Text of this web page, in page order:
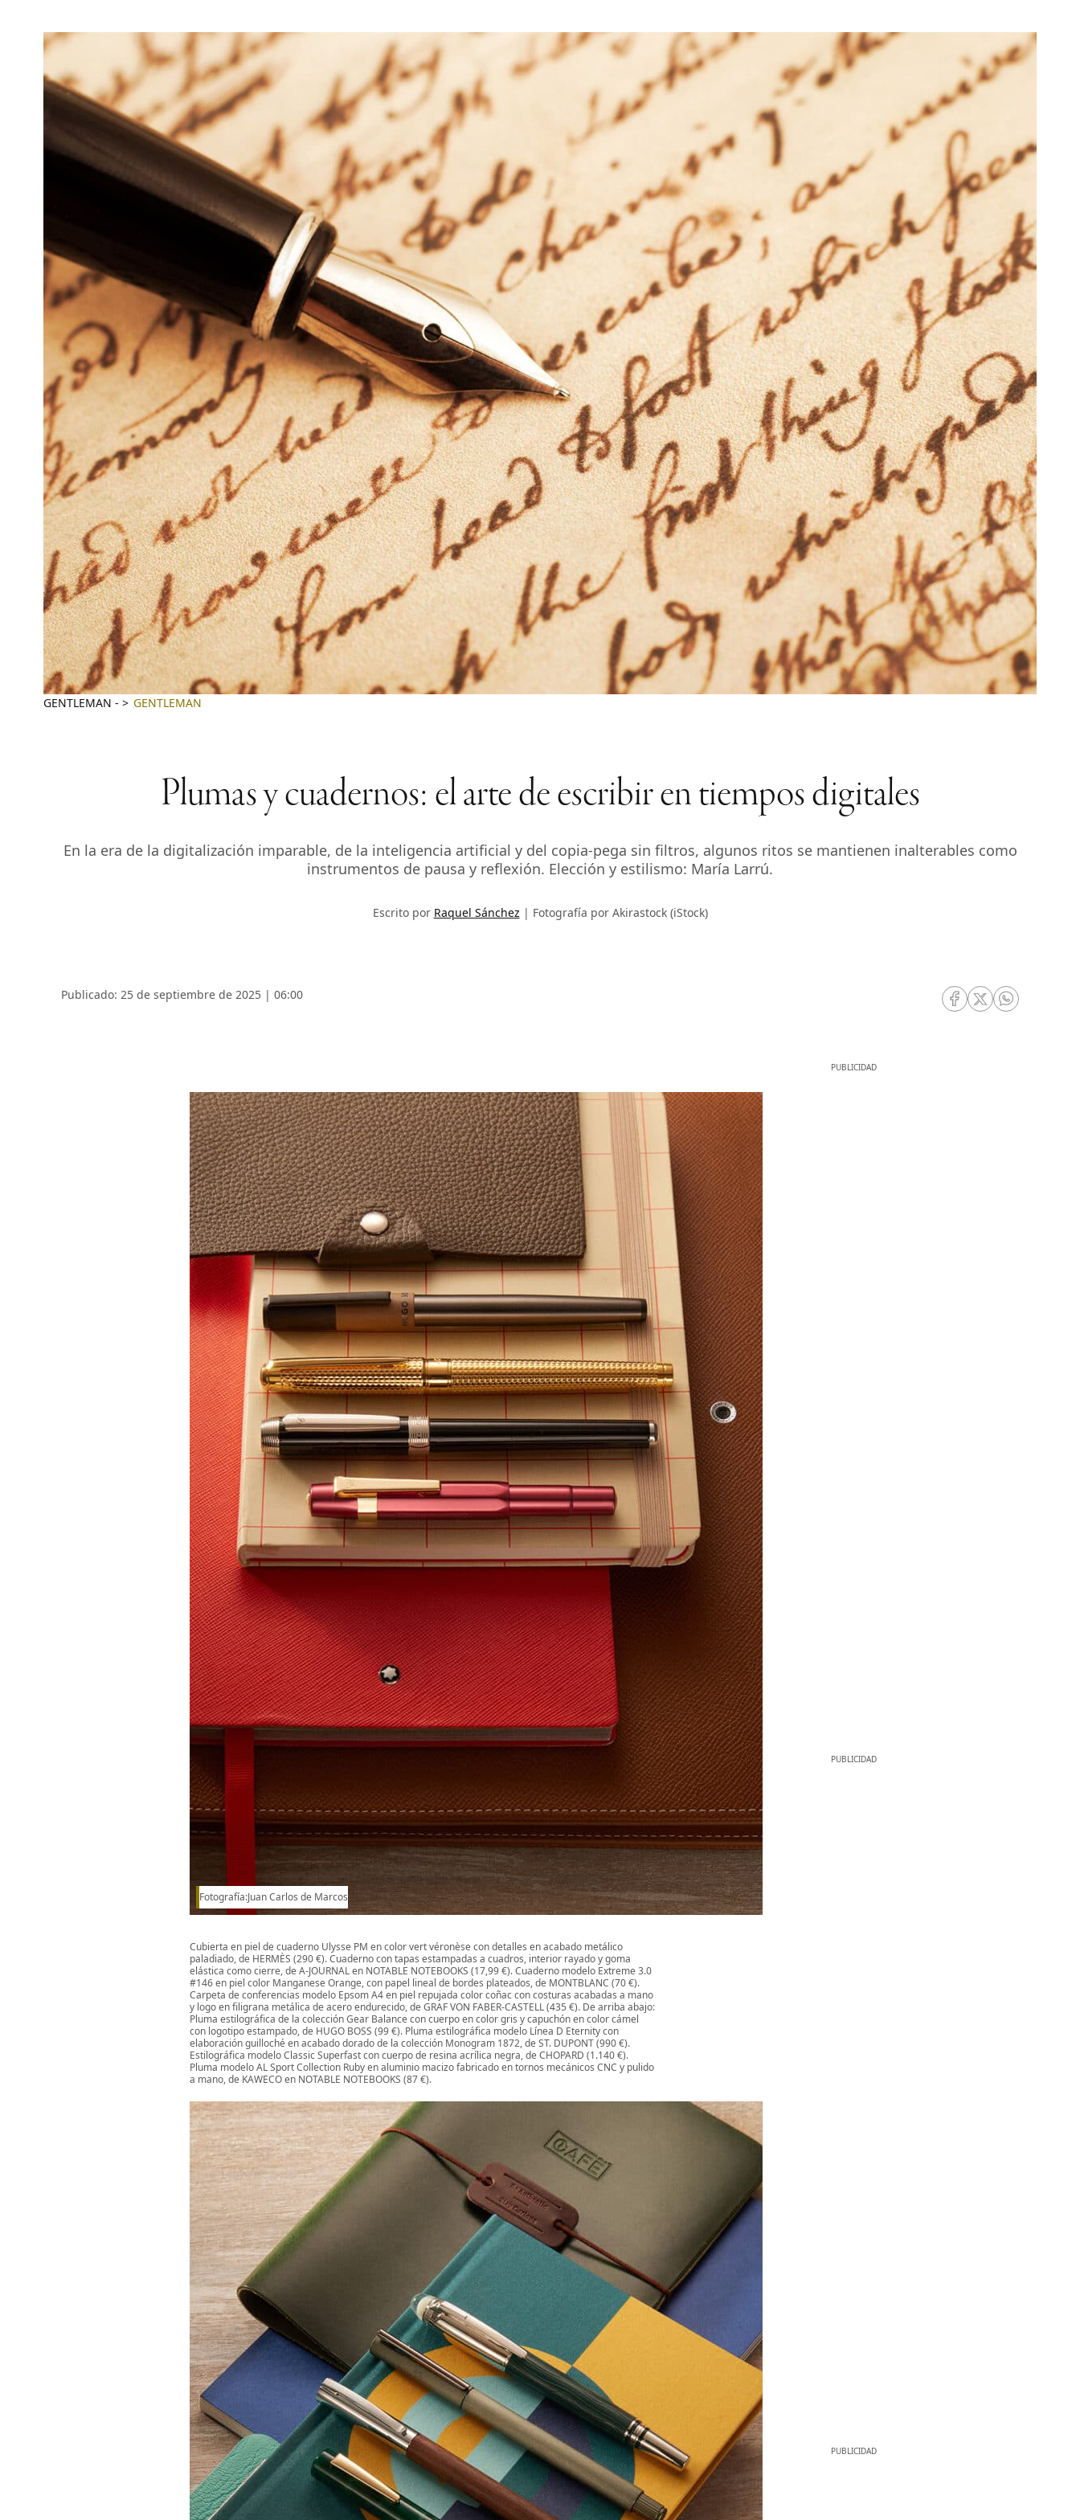
GENTLEMAN - GENTLEMAN
Plumas y cuadernos: el arte de escribir en tiempos digitales
En la era de la digitalización imparable, de la inteligencia artificial y del copia-pega sin filtros, algunos ritos se mantienen inalterables como
instrumentos de pausa y reflexión. Elección y estilismo: María Larrú.
Escrito por Raquel Sánchez Fotografía por Akirastock (iStock)
Publicado: 25 de septiembre de 2025 | 06:00
RRSS Facebook
RRSS Twitter
RRSS
Fotografía:Juan Carlos de Marcos
Cubierta en piel de cuaderno Ulysse PM en color vert véronèse con detalles en acabado metálico
paladiado, de HERMÈS (290 €). Cuaderno con tapas estampadas a cuadros, interior rayado y goma
elástica como cierre, de A-JOURNAL en NOTABLE NOTEBOOKS (17,99 €). Cuaderno modelo Extreme 3.0
#146 en piel color Manganese Orange, con papel lineal de bordes plateados, de MONTBLANC (70 €).
Carpeta de conferencias modelo Epsom A4 en piel repujada color coñac con costuras acabadas a mano
y logo en filigrana metálica de acero endurecido, de GRAF VON FABER-CASTELL (435 €). De arriba abajo:
Pluma estilográfica de la colección Gear Balance con cuerpo en color gris y capuchón en color cámel
con logotipo estampado, de HUGO BOSS (99 €). Pluma estilográfica modelo Línea D Eternity con
elaboración guilloché en acabado dorado de la colección Monogram 1872, de ST. DUPONT (990 €).
Estilográfica modelo Classic Superfast con cuerpo de resina acrílica negra, de CHOPARD (1.140 €).
Pluma modelo AL Sport Collection Ruby en aluminio macizo fabricado en tornos mecánicos CNC y pulido
a mano, de KAWECO en NOTABLE NOTEBOOKS (87 €).